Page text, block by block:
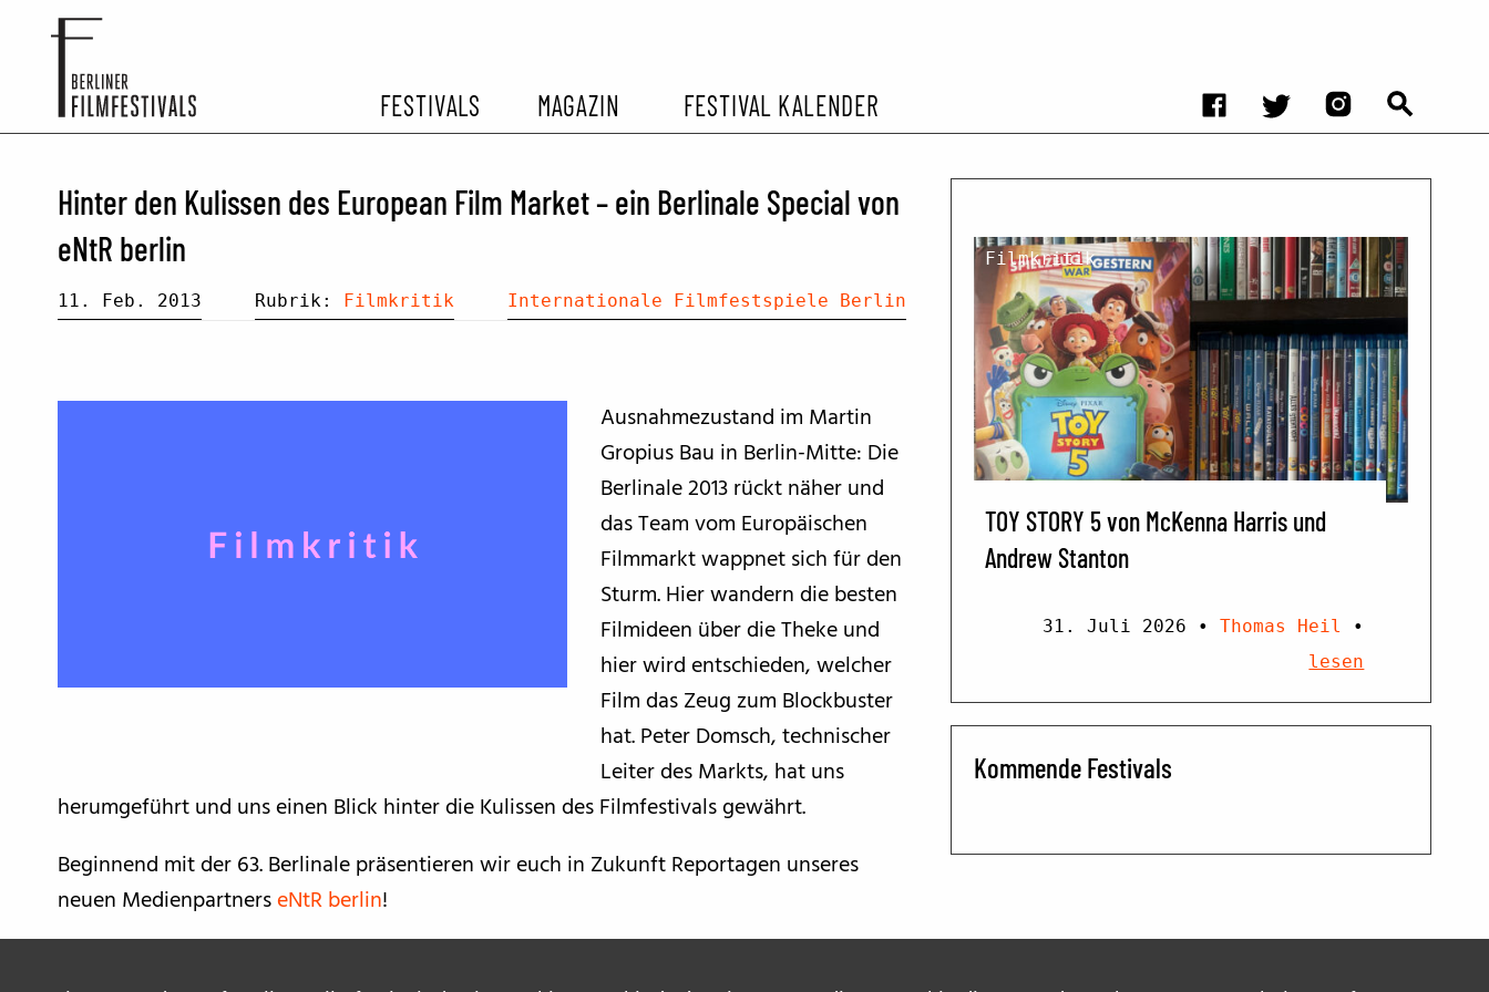
FESTIVALS
MAGAZIN
INTERVIEWS
FILMKRITIKEN
FILM- UND SERIEN-TIPPS
BFF ON THE ROAD
FESTIVAL KALENDER
Hinter den Kulissen des European Film Market – ein Berlinale Special von
eNtR berlin
11. Feb. 2013 Rubrik: Filmkritik Internationale Filmfestspiele Berlin
Ausnahmezustand im Martin
Gropius Bau in Berlin-Mitte: Die
Berlinale 2013 rückt näher und
das Team vom Europäischen
Filmmarkt wappnet sich für den
Sturm. Hier wandern die besten
Filmideen über die Theke und
hier wird entschieden, welcher
Film das Zeug zum Blockbuster
hat. Peter Domsch, technischer
Leiter des Markts, hat uns
herumgeführt und uns einen Blick hinter die Kulissen des Filmfestivals gewährt.
Beginnend mit der 63. Berlinale präsentieren wir euch in Zukunft Reportagen unseres
neuen MedienpartnerseNtR berlin!
Filmkritik
TOY STORY 5 von McKenna Harris und
Andrew Stanton
31. Juli 2026 • Thomas Heil
•
lesen
Kommende Festivals